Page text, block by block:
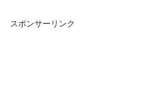
スポンサーリンク